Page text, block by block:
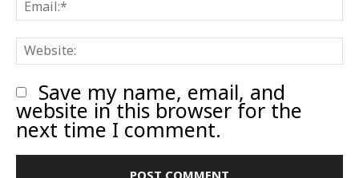
Save my name, email, and
website in this browser for the
next time I comment.